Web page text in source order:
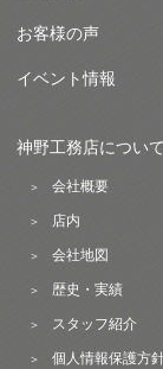
お客様の声
イベント情報
神野工務店について
会社概要
店内
会社地図
歴史・実績
スタッフ紹介
個人情報保護方